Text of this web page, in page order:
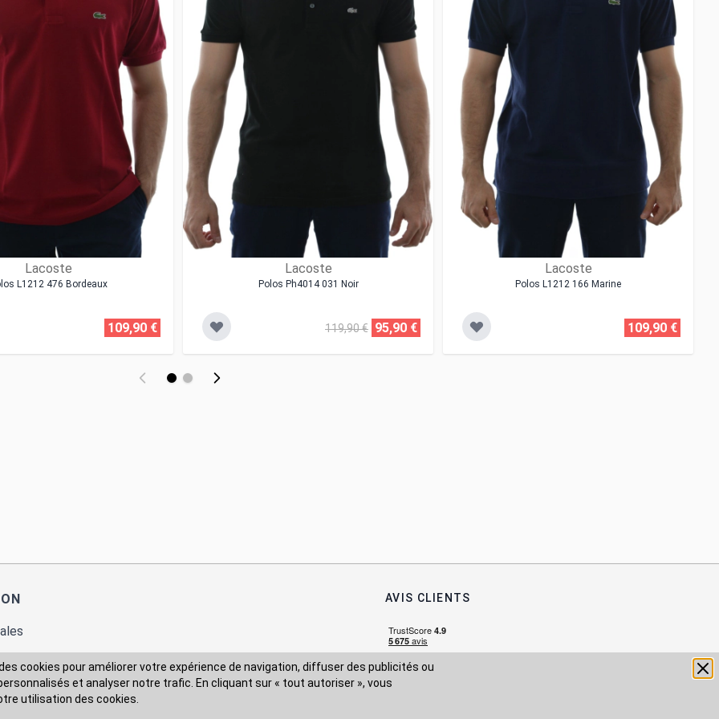
cookies pour améliorer votre expérience de navigation, diffuser des publicités ou
et analyser notre trafic. En cliquant sur « tout autoriser », vous
utilisation des cookies.
Lacoste
L1212 476 Bordeaux
109,90 €
Lacoste
Polos Ph4014 031 Noir
119,90 € 95,90 €
Lacoste
Polos L1212 166 Marine
109,90 €
données
AVIS CLIENTS